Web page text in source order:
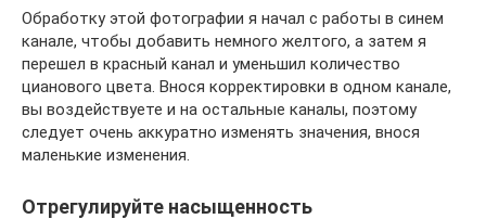
Обработку этой фотографии я начал с работы в синем
канале, чтобы добавить немного желтого, а затем я
перешел в красный канал и уменьшил количество
цианового цвета. Внося корректировки в одном канале,
вы воздействуете и на остальные каналы, поэтому
следует очень аккуратно изменять значения, внося
маленькие изменения.
Отрегулируйте насыщенность